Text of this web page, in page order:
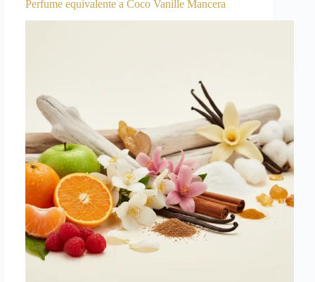
Perfume equivalente a Coco Vanille Mancera